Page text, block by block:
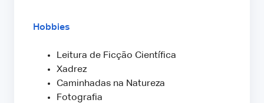
Hobbies
Leitura de Ficção Científica
Xadrez
Caminhadas na Natureza
Fotografia